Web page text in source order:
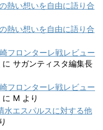
熱い想いを自由に語り合
熱い想いを自由に語り合
フロンターレ戦レビュー
に サガンティスタ編集長
フロンターレ戦レビュー
に M より
水エスパルスに対する他